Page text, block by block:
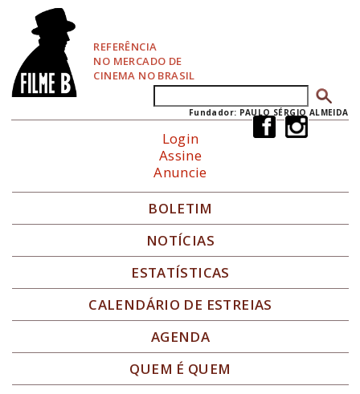
REFERÊNCIA
NO MERCADO DE
CINEMA NO BRASIL
Formulário de busca
Fundador: PAULO SÉRGIO ALMEIDA
Login
Assine
Anuncie
BOLETIM
NOTÍCIAS
ESTATÍSTICAS
CALENDÁRIO DE ESTREIAS
AGENDA
QUEM É QUEM